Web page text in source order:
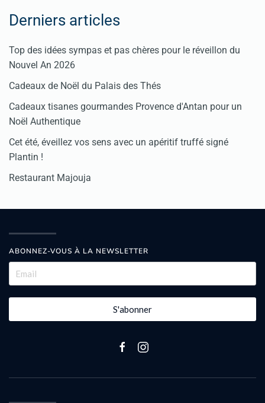
Derniers articles
Top des idées sympas et pas chères pour le réveillon du
Nouvel An 2026
Cadeaux de Noël du Palais des Thés
Cadeaux tisanes gourmandes Provence d'Antan pour un
Noël Authentique
Cet été, éveillez vos sens avec un apéritif truffé signé
Plantin !
Restaurant Majouja
ABONNEZ-VOUS À LA NEWSLETTER
S'abonner